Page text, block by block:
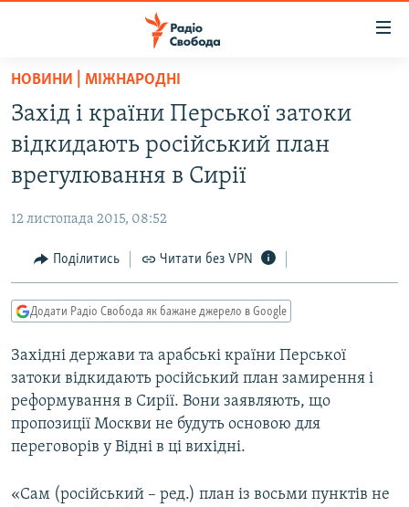
Перейти
основного
матеріалу
до
основної
Перейти
до
пошуку
ВСЕ ЗА ДОБУ
ЕКОНОМІКА
СУСПІЛЬСТВО
УКРАЇНА
СВІТ
РОСІЙСЬКА «ФІЛЬТРАЦІЯ»
ДОНБАС.РЕАЛІЇ
ТИ ЯК?
СХЕМИ
ПРИАЗОВ’Я
КИТАЙ.ВИКЛИКИ
МУЛЬТИМЕДІА
ФОТО
НОВИНИ | МІЖНАРОДНІ
Захід і країни Перської затоки
відкидають російський план
врегулювання в Сирії
12 листопада 2015, 08:52
Поділитись Читати без VPN
Додати Радіо Свобода як бажане джерело в Google
Західні держави та арабські країни Перської
затоки відкидають російський план замирення і
реформування в Сирії. Вони заявляють, що
пропозиції Москви не будуть основою для
переговорів у Відні в ці вихідні.
«Сам (російський – ред.) план із восьми пунктів не